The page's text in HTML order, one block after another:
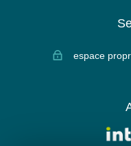
espace